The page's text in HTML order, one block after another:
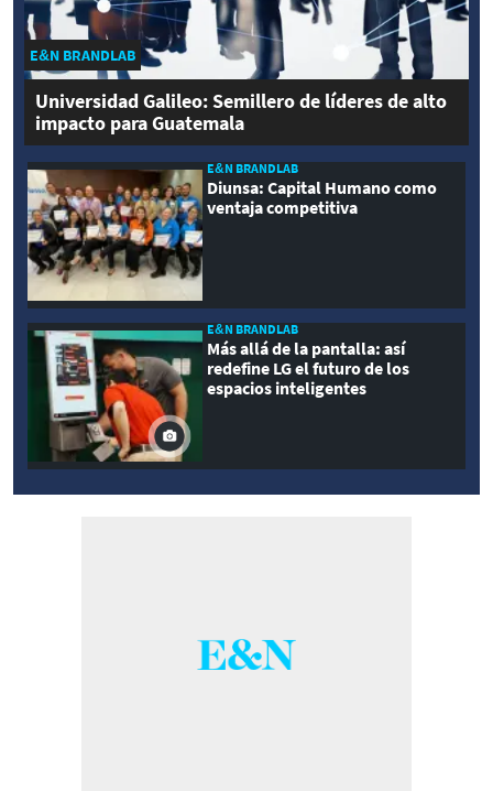
E&N BRANDLAB
Universidad Galileo: Semillero de líderes de alto
impacto para Guatemala
E&N BRANDLAB
Diunsa: Capital Humano como
ventaja competitiva
E&N BRANDLAB
Más allá de la pantalla: así
redefine LG el futuro de los
espacios inteligentes